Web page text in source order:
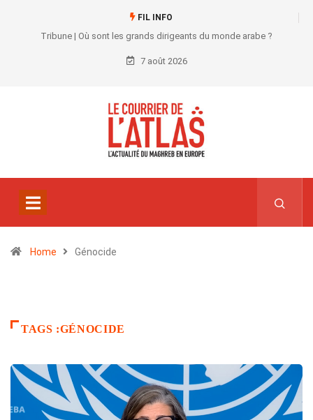
FIL INFO
Tribune | Où sont les grands dirigeants du monde arabe ?
7 août 2026
Home Génocide
TAGS :GÉNOCIDE